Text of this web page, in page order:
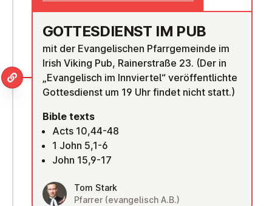
GOTTES­DI­ENST IM PUB
mit der Evangelischen Pfarrgemeinde im
Irish Viking Pub, Rainerstraße 23. (Der in
„Evangelisch im Innviertel“ veröffentlichte
Gottesdienst um 19 Uhr findet nicht statt.)
Bible texts
Acts 10,44-48
1 John 5,1-6
John 15,9-17
Tom Stark
Pfarrer (evangelisch A.B.)